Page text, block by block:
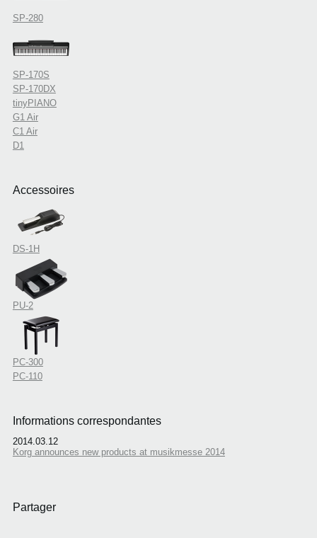
SP-280
SP-170S
SP-170DX
tinyPIANO
G1 Air
C1 Air
D1
Accessoires
DS-1H
PU-2
PC-300
PC-110
Informations correspondantes
2014.03.12
Korg announces new products at musikmesse 2014
Partager